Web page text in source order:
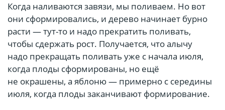
Когда наливаются завязи, мы поливаем. Но вот
они сформировались, и дерево начинает бурно
расти — тут-то и надо прекратить поливать,
чтобы сдержать рост. Получается, что алычу
надо прекращать поливать уже с начала июля,
когда плоды сформированы, но ещё
не окрашены, а яблоню — примерно с середины
июля, когда плоды заканчивают формирование.